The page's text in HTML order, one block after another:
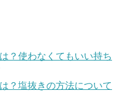
？使わなくてもいい持ち
？塩抜きの方法について